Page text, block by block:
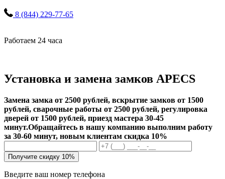
8 (844) 229-77-65
Работаем 24 часа
Установка и замена замков APECS
Замена замка от 2500 рублей, вскрытие замков от 1500
рублей, сварочные работы от 2500 рублей, регулировка
дверей от 1500 рублей, приезд мастера 30-45
минут.Обращайтесь в нашу компанию выполним работу
за 30-60 минут, новым клиентам скидка 10%
Получите скидку 10%
Введите ваш номер телефона